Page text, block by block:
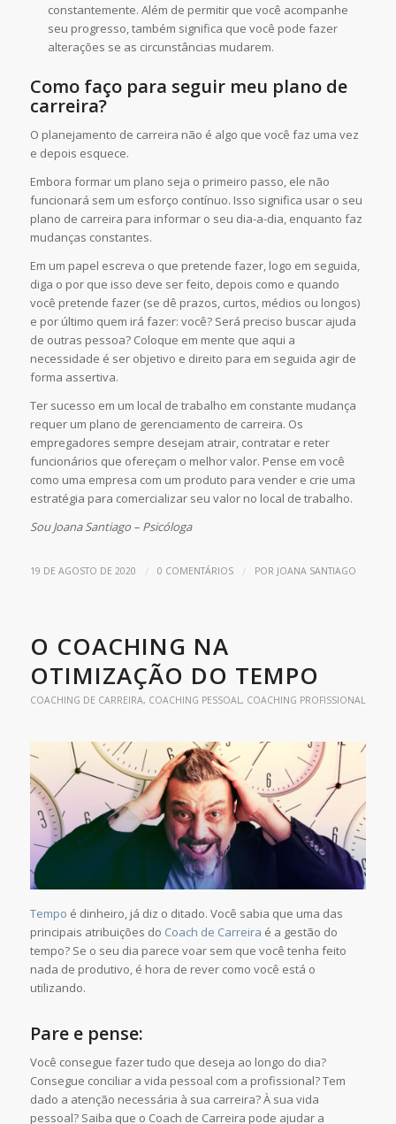
constantemente. Além de permitir que você acompanhe
seu progresso, também significa que você pode fazer
alterações se as circunstâncias mudarem.
Como faço para seguir meu plano de
carreira?
O planejamento de carreira não é algo que você faz uma vez
e depois esquece.
Embora formar um plano seja o primeiro passo, ele não
funcionará sem um esforço contínuo. Isso significa usar o seu
plano de carreira para informar o seu dia-a-dia, enquanto faz
mudanças constantes.
Em um papel escreva o que pretende fazer, logo em seguida,
diga o por que isso deve ser feito, depois como e quando
você pretende fazer (se dê prazos, curtos, médios ou longos)
e por último quem irá fazer: você? Será preciso buscar ajuda
de outras pessoa? Coloque em mente que aqui a
necessidade é ser objetivo e direito para em seguida agir de
forma assertiva.
Ter sucesso em um local de trabalho em constante mudança
requer um plano de gerenciamento de carreira. Os
empregadores sempre desejam atrair, contratar e reter
funcionários que ofereçam o melhor valor. Pense em você
como uma empresa com um produto para vender e crie uma
estratégia para comercializar seu valor no local de trabalho.
Sou Joana Santiago – Psicóloga
19 DE AGOSTO DE 2020 / 0 COMENTÁRIOS / POR JOANA SANTIAGO
O COACHING NA
OTIMIZAÇÃO DO TEMPO
COACHING DE CARREIRA, COACHING PESSOAL, COACHING PROFISSIONAL
Tempo é dinheiro, já diz o ditado. Você sabia que uma das
principais atribuições do Coach de Carreira é a gestão do
tempo? Se o seu dia parece voar sem que você tenha feito
nada de produtivo, é hora de rever como você está o
utilizando.
Pare e pense:
Você consegue fazer tudo que deseja ao longo do dia?
Consegue conciliar a vida pessoal com a profissional? Tem
dado a atenção necessária à sua carreira? À sua vida
pessoal? Saiba que o Coach de Carreira pode ajudar a